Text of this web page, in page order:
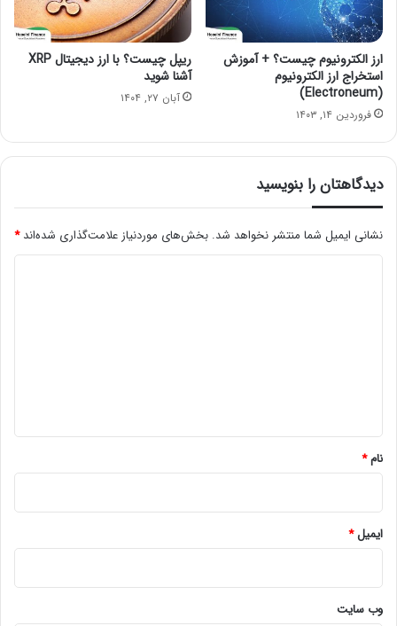
ارز الکترونیوم چیست؟ + آموزش
استخراج ارز الکترونیوم
(Electroneum)
فروردین ۱۴, ۱۴۰۳
ریپل چیست؟ با ارز دیجیتال XRP
آشنا شوید
آبان ۲۷, ۱۴۰۴
دیدگاهتان را بنویسید
نشانی ایمیل شما منتشر نخواهد شد. بخش‌های موردنیاز علامت‌گذاری شده‌اند*
نام*
ایمیل*
وب‌ سایت